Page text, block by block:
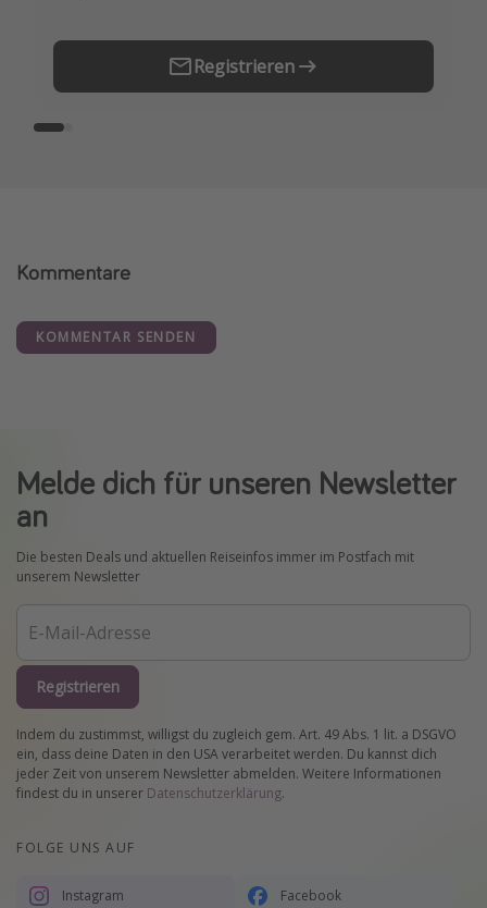
Registrieren
Kommentare
KOMMENTAR SENDEN
Melde dich für unseren Newsletter
an
Die besten Deals und aktuellen Reiseinfos immer im Postfach mit
unserem Newsletter
Registrieren
Indem du zustimmst, willigst du zugleich gem. Art. 49 Abs. 1 lit. a DSGVO
ein, dass deine Daten in den USA verarbeitet werden. Du kannst dich
jeder Zeit von unserem Newsletter abmelden. Weitere Informationen
findest du in unserer Datenschutzerklärung.
FOLGE UNS AUF
Instagram Facebook